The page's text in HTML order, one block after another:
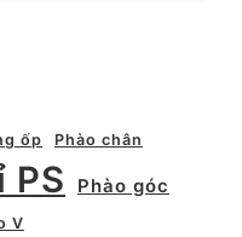
ốp Phào chân
PS
Phào góc
V